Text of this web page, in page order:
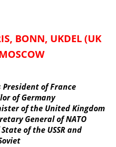
BONN, UKDEL (UK
President of France
of Germany
of the United Kingdom
General of NATO
of the USSR and